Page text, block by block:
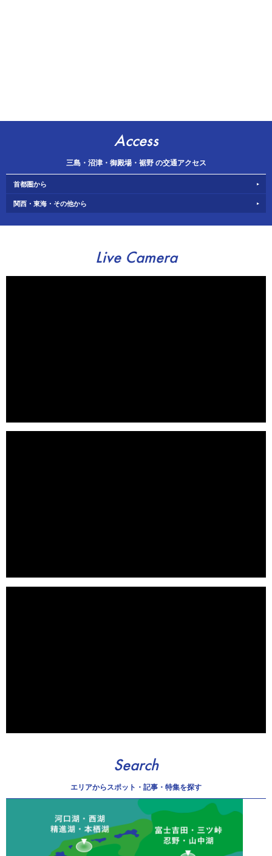
Access
三島・沼津・御殿場・裾野 の交通アクセス
首都圏から
関西・東海・その他から
Live Camera
Search
エリアからスポット・記事・特集を探す